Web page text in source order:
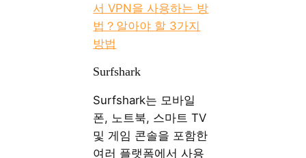
서 VPN을 사용하는 방
법？알아야 할 3가지
방법
Surfshark
Surfshark는 모바일
폰, 노트북, 스마트 TV
및 게임 콘솔을 포함한
여러 플랫폼에서 사용